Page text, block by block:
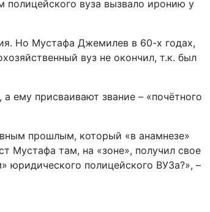
вуза вызвало иронию у
Но Мустафа Джемилев в 60-х годах,
вуз не окончил, т.к. был
ему присваивают звание – «почётного
прошлым, который «в анамнезе»
Мустафа там, на «зоне», получил свое
юридического полицейского ВУЗа?», –